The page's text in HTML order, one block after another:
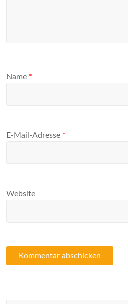
Name *
E-Mail-Adresse *
Website